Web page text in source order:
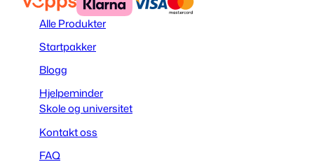
Alle Produkter
Startpakker
Blogg
Hjelpeminder
Skole og universitet
Kontakt oss
FAQ